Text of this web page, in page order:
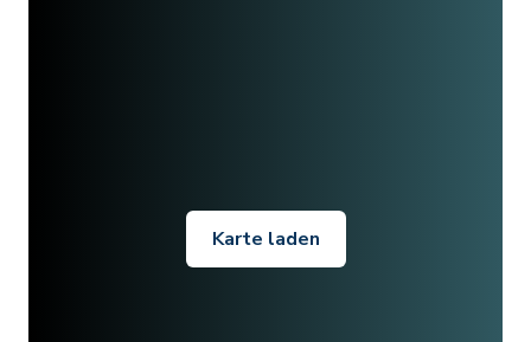
Karte laden